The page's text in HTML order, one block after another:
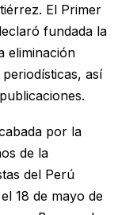
El Primer
fundada la
eliminación
así
por la
de la
del Perú
18 de mayo de